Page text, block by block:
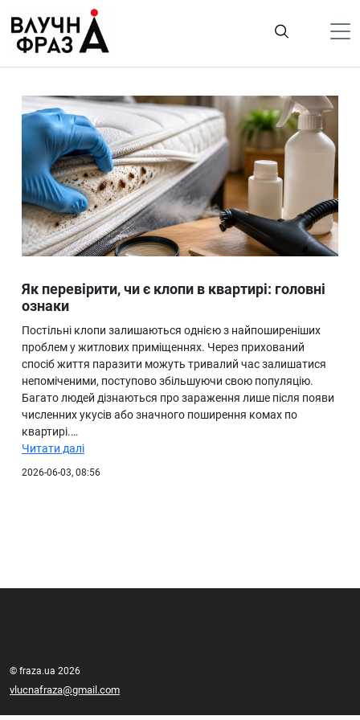
содержимому
Гроші
Життя
Лайфстайл
ТехноНаука
Людина
Ukraine
Про нас
Як перевірити, чи є клопи в квартирі: головні
ознаки
Постільні клопи залишаються однією з найпоширеніших
проблем у житлових приміщеннях. Через прихований
спосіб життя паразити можуть тривалий час залишатися
непоміченими, поступово збільшуючи свою популяцію.
Багато людей дізнаються про зараження лише після появи
численних укусів або значного поширення комах по
квартирі.…
Читати далі
2026-06-03, 08:56
© fraza.ua 2026
vlucnafraza@gmail.com